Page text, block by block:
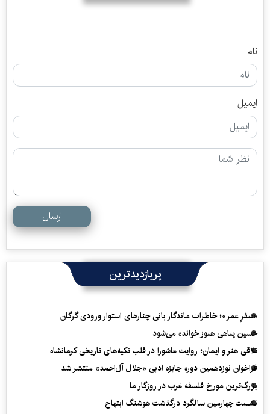
نام
ایمیل
ارسال
پربازدیدترین
«سفرِ عمر»؛ خاطرات ماندگار بانی چنارهای استوار ورودی گرگان
حسین پناهی هنوز خوانده می‌شود
تلاقی هنر و ایمان؛ روایت عاشورا در قلب تکیه‌های تاریخی کرمانشاه
فراخوان نوزدهمین دوره جایزه ادبی «جلال آل‌احمد» منتشر شد
بزرگ‌ترین مورخ فلسفه غرب در روزگار ما
نشست چهارمین سالگرد درگذشت هوشنگ ابتهاج